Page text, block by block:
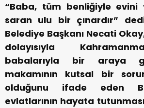
“Baba, tüm benliğiyle evini
saran ulu bir çınardır”
Belediye Başkanı Necati
dolayısıyla
babalarıyla bir araya
makamının kutsal bir
olduğunu ifade eden
evlatlarının hayata